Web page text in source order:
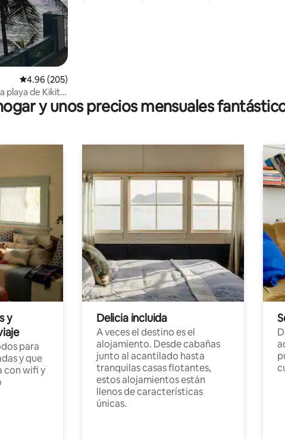
Calificación promedio: 4.96 de 5, 205 reseñas
4.96 (205)
playa de Kikita,
y unos precios mensuales
y
para
y que
con wifi y
Delicia incluida
A veces el destino es el
alojamiento. Desde cabañas
junto al acantilado hasta
tranquilas casas flotantes,
estos alojamientos están
llenos de características
únicas.